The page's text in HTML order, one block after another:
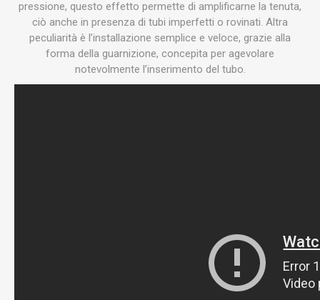
pressione, questo effetto permette di amplificarne la tenuta,
ciò anche in presenza di tubi imperfetti o rovinati. Altra
peculiarità è l’installazione semplice e veloce, grazie alla
forma della guarnizione, concepita per agevolare
notevolmente l’inserimento del tubo.